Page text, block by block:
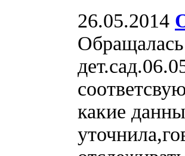
26.05.2014
какие